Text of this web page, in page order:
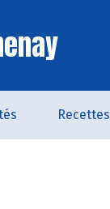
Recettes